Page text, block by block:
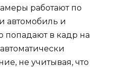
работают по
автомобиль и
в кадр на
не учитывая, что